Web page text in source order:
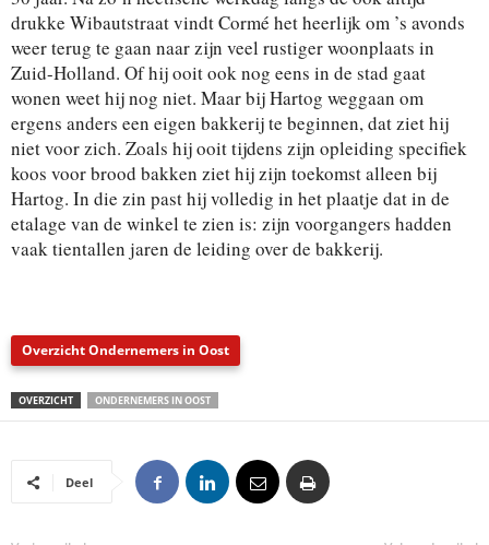
drukke Wibautstraat vindt Cormé het heerlijk om ’s avonds
weer terug te gaan naar zijn veel rustiger woonplaats in
Zuid-Holland. Of hij ooit ook nog eens in de stad gaat
wonen weet hij nog niet. Maar bij Hartog weggaan om
ergens anders een eigen bakkerij te beginnen, dat ziet hij
niet voor zich. Zoals hij ooit tijdens zijn opleiding specifiek
koos voor brood bakken ziet hij zijn toekomst alleen bij
Hartog. In die zin past hij volledig in het plaatje dat in de
etalage van de winkel te zien is: zijn voorgangers hadden
vaak tientallen jaren de leiding over de bakkerij.
OverzichtOndernemers in Oost
OVERZICHT ONDERNEMERS IN OOST
Deel